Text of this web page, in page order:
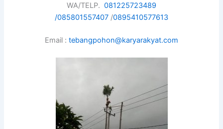
WA/TELP. 081225723489
/085801557407 /0895410577613
Email : tebangpohon@karyarakyat.com